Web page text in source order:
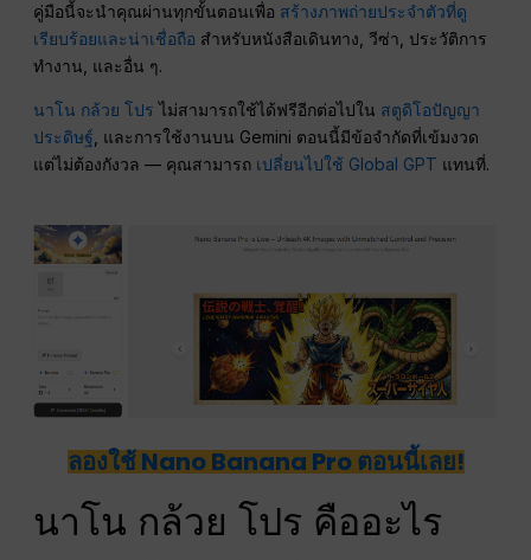
คู่มือนี้จะนำคุณผ่านทุกขั้นตอนเพื่อ สร้างภาพถ่ายประจำตัวที่ดู
เรียบร้อยและน่าเชื่อถือ สำหรับหนังสือเดินทาง, วีซ่า, ประวัติการ
ทำงาน, และอื่น ๆ.
นาโน กล้วย โปร ไม่สามารถใช้ได้ฟรีอีกต่อไปใน สตูดิโอปัญญา
ประดิษฐ์, และการใช้งานบน Gemini ตอนนี้มีข้อจำกัดที่เข้มงวด
แต่ไม่ต้องกังวล — คุณสามารถ เปลี่ยนไปใช้ Global GPT แทนที่.
ลองใช้ Nano Banana Pro ตอนนี้เลย!
นาโน กล้วย โปร คืออะไร